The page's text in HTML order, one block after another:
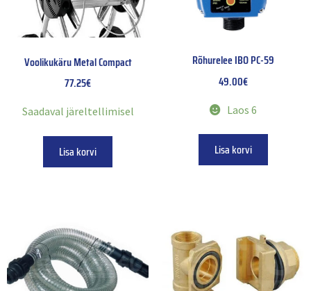
Voolikukäru Metal Compact
77.25€
Saadaval järeltellimisel
Lisa korvi
Rõhurelee IBO PC-59
49.00€
Laos 6
Lisa korvi